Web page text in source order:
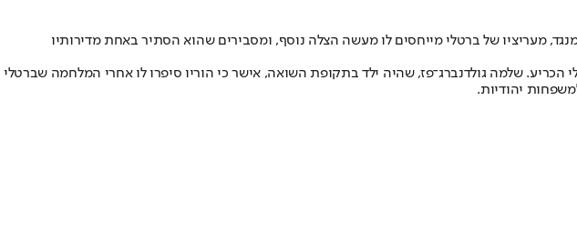
מעריציו של ברטלי מייחסים לו מעשה הצלה נוסף, ומסבירים שהוא הסתיר באחת מדירותיו
הכריע. שלמה גולדנברג־פז, שהיה ילד בתקופת השואה, אישר כי הוריו סיפרו לו אחרי המלחמה שברטלי
יהודיות.